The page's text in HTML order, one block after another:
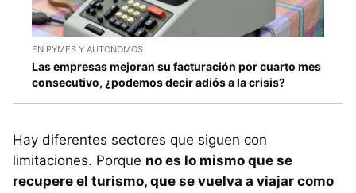
EN PYMES Y AUTONOMOS
Las empresas mejoran su facturación por cuarto mes
consecutivo, ¿podemos decir adiós a la crisis?
Hay diferentes sectores que siguen con
limitaciones. Porque no es lo mismo que se
recupere el turismo, que se vuelva a viajar como